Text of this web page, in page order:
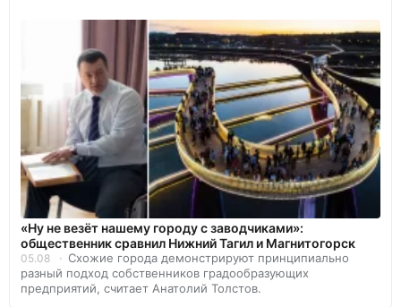
«Ну не везёт нашему городу с заводчиками»:
общественник сравнил Нижний Тагил и Магнитогорск
05.08
Схожие города демонстрируют принципиально
разный подход собственников градообразующих
предприятий, считает Анатолий Толстов.